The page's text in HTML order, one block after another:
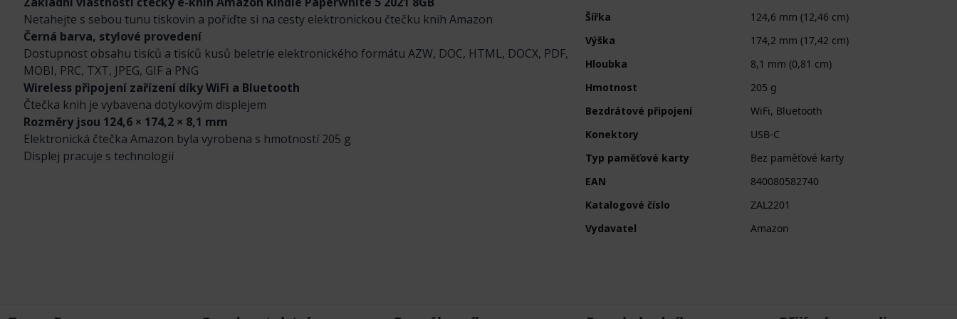
Netahejte s sebou tunu tiskovin a pořiďte si na cesty elektronickou čtečku knih Amazon
Černá barva, stylové provedení
Dostupnost obsahu tisíců a tisíců kusů beletrie elektronického formátu AZW, DOC, HTML, DOCX, PDF,
MOBI, PRC, TXT, JPEG, GIF a PNG
Wireless připojení zařízení díky WiFi a Bluetooth
Čtečka knih je vybavena dotykovým displejem
Rozměry jsou 124,6 × 174,2 × 8,1 mm
Elektronická čtečka Amazon byla vyrobena s hmotností 205 g
Displej pracuje s technologií
Šířka
124,6 mm (12,46 cm)
Výška
174,2 mm (17,42 cm)
Hloubka
8,1 mm (0,81 cm)
Hmotnost
205 g
Bezdrátové připojení
WiFi, Bluetooth
Konektory
USB-C
Typ paměťové karty
Bez paměťové karty
EAN
840080582740
Katalogové číslo
ZAL2201
Vydavatel
Amazon